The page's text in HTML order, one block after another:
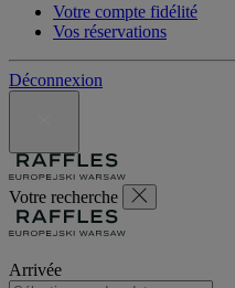
Votre compte fidélité
Vos réservations
Déconnexion
Votre recherche
Arrivée